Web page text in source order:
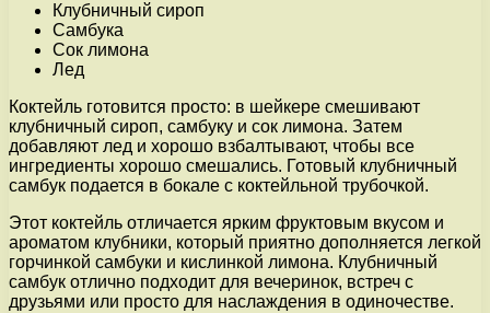
Клубничный сироп
Самбука
Сок лимона
Лед
Коктейль готовится просто: в шейкере смешивают
клубничный сироп, самбуку и сок лимона. Затем
добавляют лед и хорошо взбалтывают, чтобы все
ингредиенты хорошо смешались. Готовый клубничный
самбук подается в бокале с коктейльной трубочкой.
Этот коктейль отличается ярким фруктовым вкусом и
ароматом клубники, который приятно дополняется легкой
горчинкой самбуки и кислинкой лимона. Клубничный
самбук отлично подходит для вечеринок, встреч с
друзьями или просто для наслаждения в одиночестве.